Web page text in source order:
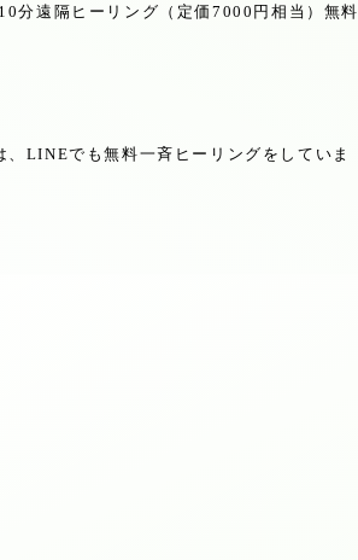
10分遠隔ヒーリング（定価7000 円相当）無料
LINEでも無料一斉ヒーリングをしていま